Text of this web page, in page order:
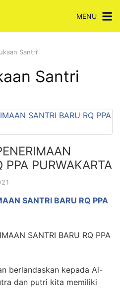
MENU
Santri”
Santri
PPA PURWAKARTA
SANTRI BARU RQ PPA
berlandaskan kepada Al-
dan putri kita memiliki